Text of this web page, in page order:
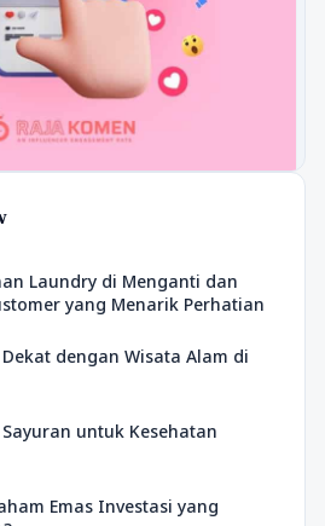
Laundry di Menganti dan
yang Menarik Perhatian
dengan Wisata Alam di
untuk Kesehatan
Emas Investasi yang